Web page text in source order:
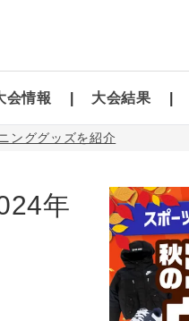
会情報 大会結果
ンググッズを紹介
年